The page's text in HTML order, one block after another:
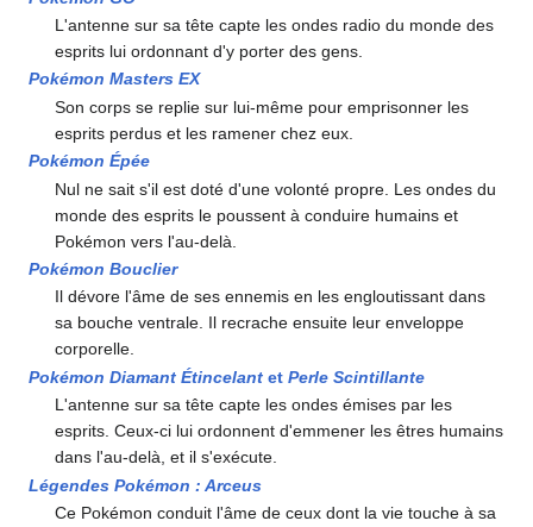
L'antenne sur sa tête capte les ondes radio du monde des
esprits lui ordonnant d'y porter des gens.
Pokémon Masters EX
Son corps se replie sur lui-même pour emprisonner les
esprits perdus et les ramener chez eux.
Pokémon Épée
Nul ne sait s'il est doté d'une volonté propre. Les ondes du
monde des esprits le poussent à conduire humains et
Pokémon vers l'au-delà.
Pokémon Bouclier
Il dévore l'âme de ses ennemis en les engloutissant dans
sa bouche ventrale. Il recrache ensuite leur enveloppe
corporelle.
Pokémon Diamant Étincelant et Perle Scintillante
L'antenne sur sa tête capte les ondes émises par les
esprits. Ceux-ci lui ordonnent d'emmener les êtres humains
dans l'au-delà, et il s'exécute.
Légendes Pokémon : Arceus
Ce Pokémon conduit l'âme de ceux dont la vie touche à sa